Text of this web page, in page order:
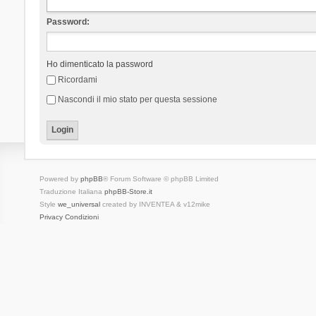
Password:
Ho dimenticato la password
Ricordami
Nascondi il mio stato per questa sessione
Powered by phpBB® Forum Software © phpBB Limited
Traduzione Italiana phpBB-Store.it
Style we_universalcreated by INVENTEA & v12mike
Privacy Condizioni